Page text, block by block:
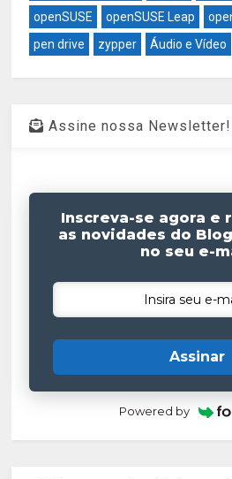
openSUSE
openSUSE Leap
pen drive
zypper Áudio e Vídeo
Assine nossa Newsletter!
Inscreva-se agora e
as novidades do
no seu e-
Assinar
Powered by